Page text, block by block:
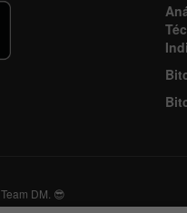
Team DM. 😎